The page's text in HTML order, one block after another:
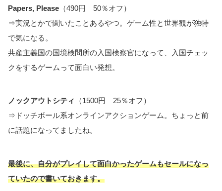
Papers, Please （490円 50％オフ）
⇒実況とかで聞いたことあるやつ。ゲーム性と世界観が独特
で気になる。
共産主義国の国境検問所の入国検察官になって、入国チェッ
クをするゲームって面白い発想。
ノックアウトシティ
（1500円 25％オフ）
⇒ドッチボール系オンラインアクションゲーム。ちょっと前
に話題になってましたね。
最後に、自分がプレイして面白かったゲームもセールになっ
ていたので書いておきます。